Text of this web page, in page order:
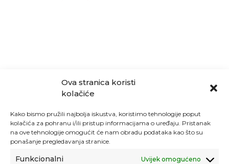
Ova stranica koristi
kolačiće
Kako bismo pružili najbolja iskustva, koristimo tehnologije poput
kolačića za pohranu i/ili pristup informacijama o uređaju. Pristanak
na ove tehnologije omogućit će nam obradu podataka kao što su
ponašanje pregledavanja stranice.
Funkcionalni Uvijek omogućeno